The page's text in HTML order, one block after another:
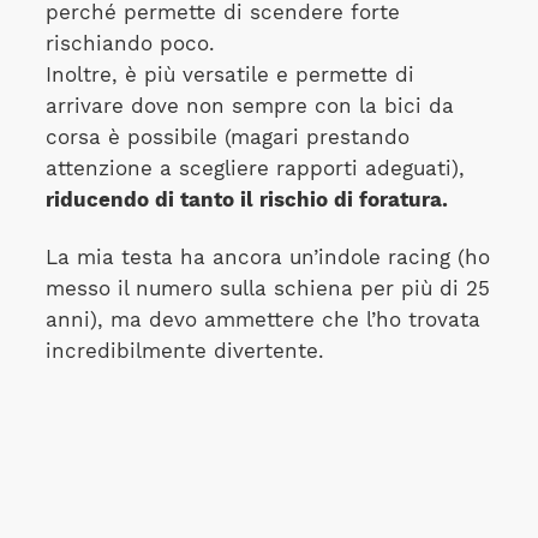
perché permette di scendere forte
rischiando poco.
Inoltre, è più versatile e permette di
arrivare dove non sempre con la bici da
corsa è possibile (magari prestando
attenzione a scegliere rapporti adeguati),
riducendo di tanto il rischio di foratura.
La mia testa ha ancora un’indole racing (ho
messo il numero sulla schiena per più di 25
anni), ma devo ammettere che l’ho trovata
incredibilmente divertente.